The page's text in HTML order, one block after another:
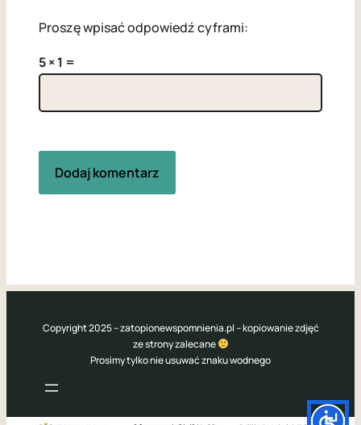
Proszę wpisać odpowiedź cyframi:
5 × 1 =
Copyright 2025 – zatopionewspomnienia.pl – kopiowanie zdjęć
ze strony zalecane
Prosimy tylko nie usuwać znaku wodnego